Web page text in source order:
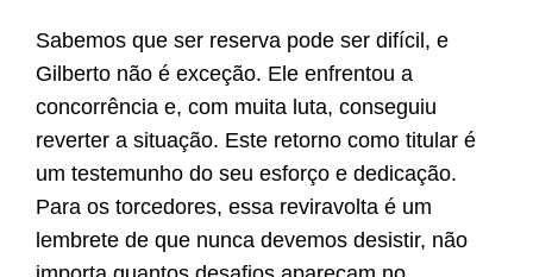
Sabemos que ser reserva pode ser difícil, e
Gilberto não é exceção. Ele enfrentou a
concorrência e, com muita luta, conseguiu
reverter a situação. Este retorno como titular é
um testemunho do seu esforço e dedicação.
Para os torcedores, essa reviravolta é um
lembrete de que nunca devemos desistir, não